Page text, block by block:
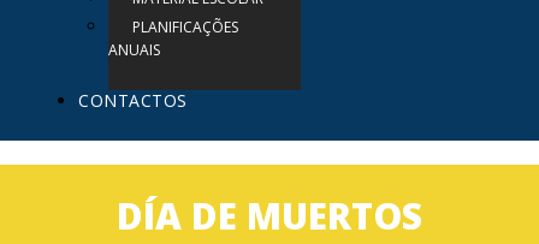
PLANIFICAÇÕES
ANUAIS
CONTACTOS
DÍA DE MUERTOS